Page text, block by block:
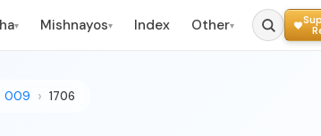
▾ Mishnayos▾ Index Other▾
009 1706